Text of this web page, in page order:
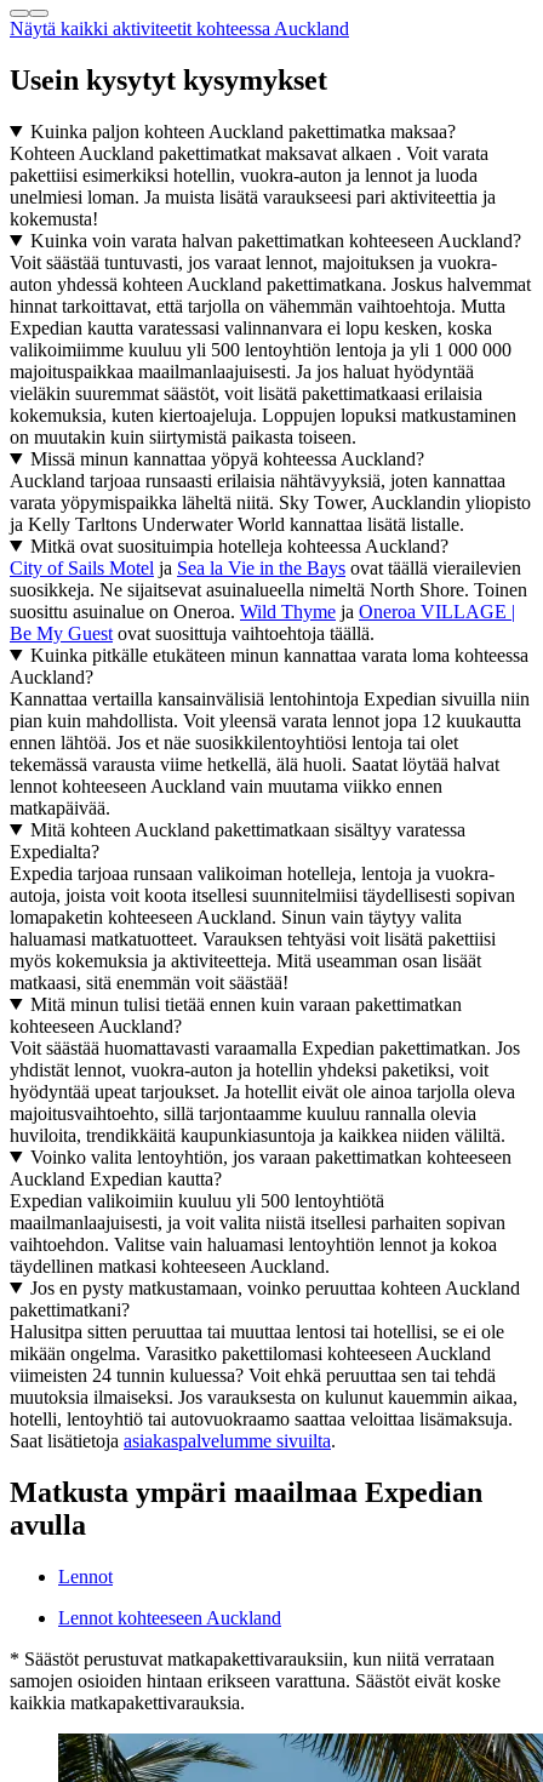
Näytä kaikki aktiviteetit kohteessa Auckland
Usein kysytyt kysymykset
Kuinka paljon kohteen Auckland pakettimatka maksaa?
Kohteen Auckland pakettimatkat maksavat alkaen . Voit varata
pakettiisi esimerkiksi hotellin, vuokra-auton ja lennot ja luoda
unelmiesi loman. Ja muista lisätä varaukseesi pari aktiviteettia ja
kokemusta!
Kuinka voin varata halvan pakettimatkan kohteeseen Auckland?
Voit säästää tuntuvasti, jos varaat lennot, majoituksen ja vuokra-
auton yhdessä kohteen Auckland pakettimatkana. Joskus halvemmat
hinnat tarkoittavat, että tarjolla on vähemmän vaihtoehtoja. Mutta
Expedian kautta varatessasi valinnanvara ei lopu kesken, koska
valikoimiimme kuuluu yli 500 lentoyhtiön lentoja ja yli 1 000 000
majoituspaikkaa maailmanlaajuisesti. Ja jos haluat hyödyntää
vieläkin suuremmat säästöt, voit lisätä pakettimatkaasi erilaisia
kokemuksia, kuten kiertoajeluja. Loppujen lopuksi matkustaminen
on muutakin kuin siirtymistä paikasta toiseen.
Missä minun kannattaa yöpyä kohteessa Auckland?
Auckland tarjoaa runsaasti erilaisia nähtävyyksiä, joten kannattaa
varata yöpymispaikka läheltä niitä. Sky Tower, Aucklandin yliopisto
ja Kelly Tarltons Underwater World kannattaa lisätä listalle.
Mitkä ovat suosituimpia hotelleja kohteessa Auckland?
City of Sails Motel ja Sea la Vie in the Bays ovat täällä vierailevien
suosikkeja. Ne sijaitsevat asuinalueella nimeltä North Shore. Toinen
suosittu asuinalue on Oneroa. Wild Thyme ja Oneroa VILLAGE |
Be My Guest ovat suosittuja vaihtoehtoja täällä.
Kuinka pitkälle etukäteen minun kannattaa varata loma kohteessa
Auckland?
Kannattaa vertailla kansainvälisiä lentohintoja Expedian sivuilla niin
pian kuin mahdollista. Voit yleensä varata lennot jopa 12 kuukautta
ennen lähtöä. Jos et näe suosikkilentoyhtiösi lentoja tai olet
tekemässä varausta viime hetkellä, älä huoli. Saatat löytää halvat
lennot kohteeseen Auckland vain muutama viikko ennen
matkapäivää.
Mitä kohteen Auckland pakettimatkaan sisältyy varatessa
Expedialta?
Expedia tarjoaa runsaan valikoiman hotelleja, lentoja ja vuokra-
autoja, joista voit koota itsellesi suunnitelmiisi täydellisesti sopivan
lomapaketin kohteeseen Auckland. Sinun vain täytyy valita
haluamasi matkatuotteet. Varauksen tehtyäsi voit lisätä pakettiisi
myös kokemuksia ja aktiviteetteja. Mitä useamman osan lisäät
matkaasi, sitä enemmän voit säästää!
Mitä minun tulisi tietää ennen kuin varaan pakettimatkan
kohteeseen Auckland?
Voit säästää huomattavasti varaamalla Expedian pakettimatkan. Jos
yhdistät lennot, vuokra-auton ja hotellin yhdeksi paketiksi, voit
hyödyntää upeat tarjoukset. Ja hotellit eivät ole ainoa tarjolla oleva
majoitusvaihtoehto, sillä tarjontaamme kuuluu rannalla olevia
huviloita, trendikkäitä kaupunkiasuntoja ja kaikkea niiden väliltä.
Voinko valita lentoyhtiön, jos varaan pakettimatkan kohteeseen
Auckland Expedian kautta?
Expedian valikoimiin kuuluu yli 500 lentoyhtiötä
maailmanlaajuisesti, ja voit valita niistä itsellesi parhaiten sopivan
vaihtoehdon. Valitse vain haluamasi lentoyhtiön lennot ja kokoa
täydellinen matkasi kohteeseen Auckland.
Jos en pysty matkustamaan, voinko peruuttaa kohteen Auckland
pakettimatkani?
Halusitpa sitten peruuttaa tai muuttaa lentosi tai hotellisi, se ei ole
mikään ongelma. Varasitko pakettilomasi kohteeseen Auckland
viimeisten 24 tunnin kuluessa? Voit ehkä peruuttaa sen tai tehdä
muutoksia ilmaiseksi. Jos varauksesta on kulunut kauemmin aikaa,
hotelli, lentoyhtiö tai autovuokraamo saattaa veloittaa lisämaksuja.
Saat lisätietoja asiakaspalvelumme sivuilta.
Matkusta ympäri maailmaa Expedian
avulla
Lennot
Lennot kohteeseen Auckland
* Säästöt perustuvat matkapakettivarauksiin, kun niitä verrataan
samojen osioiden hintaan erikseen varattuna. Säästöt eivät koske
kaikkia matkapakettivarauksia.